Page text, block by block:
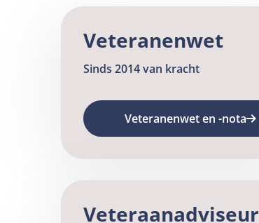
Veteranenwet
Sinds 2014 van kracht
Veteranenwet en -nota
Veteraanadviseur